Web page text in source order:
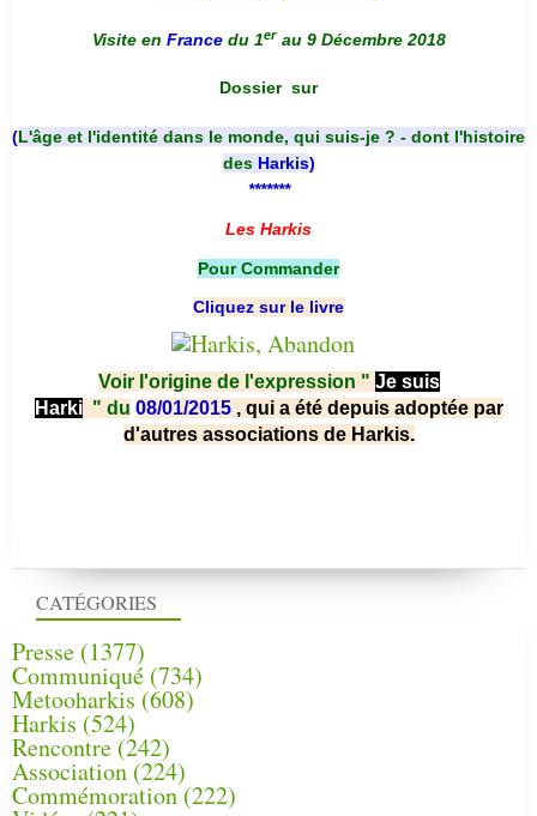
CATÉGORIES
Presse (1377)
Communiqué (734)
Metooharkis (608)
Harkis (524)
Rencontre (242)
Association (224)
Commémoration(222)
Visite en France du 1er au 9 Décembre 2018
Dossier sur
(L'âge et l'identité dans le monde, qui suis-je ? - dont l'histoire
des Harkis)
*******
Les Harkis
Pour Commander
Cliquez sur le livre
Voir l'origine de l'expression " Je suis
Harki " du 08/01/2015 , qui a été depuis adoptée par
d'autres associations de Harkis.